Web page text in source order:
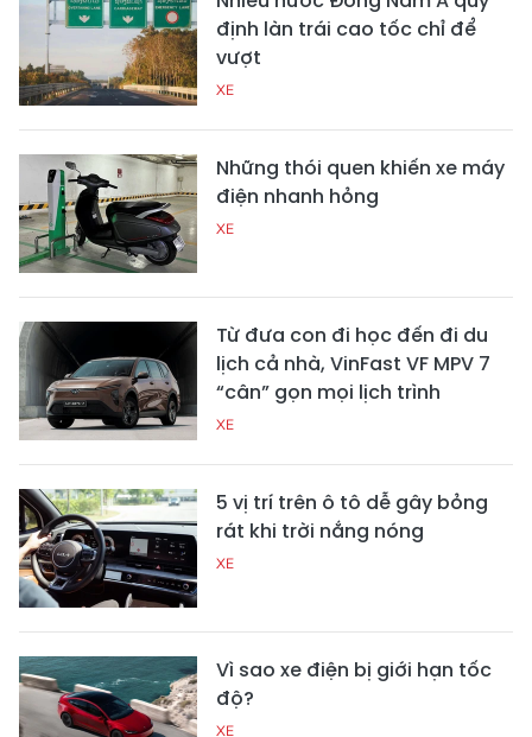
định làn trái cao tốc chỉ để
vượt
XE
Những thói quen khiến xe máy
điện nhanh hỏng
XE
Từ đưa con đi học đến đi du
lịch cả nhà, VinFast VF MPV 7
“cân” gọn mọi lịch trình
XE
5 vị trí trên ô tô dễ gây bỏng
rát khi trời nắng nóng
XE
Vì sao xe điện bị giới hạn tốc
độ?
XE